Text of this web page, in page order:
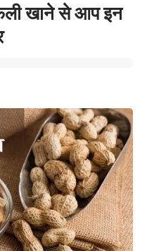
खाने से आप इन